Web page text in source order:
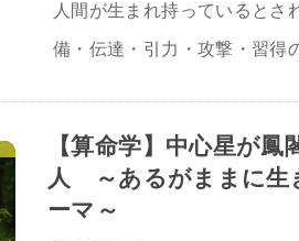
人間が生まれ持っているとさ
備・伝達・引力・攻撃・習得
【算命学】中心星が鳳
人 ～あるがままに生
ーマ～